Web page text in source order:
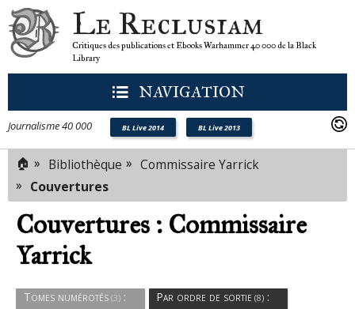
Le Reclusiam
Critiques des publications et Ebooks Warhammer 40 000 de la Black
Library
NAVIGATION
Journalisme 40 000 BL Live 2014 BL Live 2013
🏠 » Bibliothèque » Commissaire Yarrick
» Couvertures
Couvertures : Commissaire
Yarrick
Tomes numérotés (3) :
Par ordre de sortie (8):